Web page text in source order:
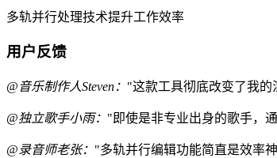
多轨并行处理技术提升工作效率
用户反馈
@音乐制作人Steven： "这款工具彻底改变了我
@独立歌手小雨： "即使是非专业出身的歌手，
@录音师老张： "多轨并行编辑功能简直是效率